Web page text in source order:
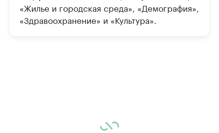
«Жилье и городская среда», «Демография»,
«Здравоохранение» и «Культура».